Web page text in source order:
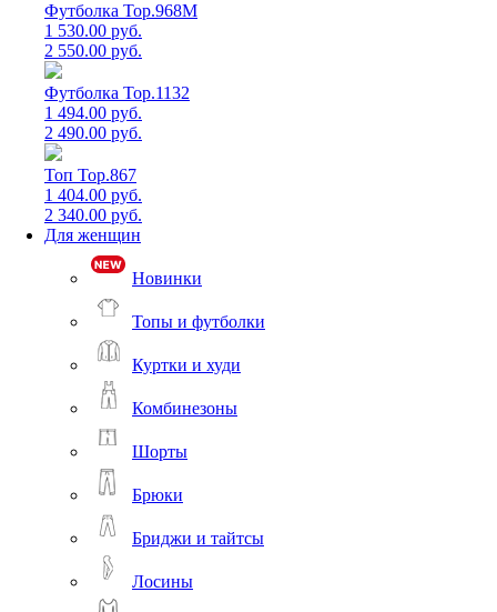
Футболка Top.968M
1 530.00 руб.
2 550.00 руб.
Футболка Top.1132
1 494.00 руб.
2 490.00 руб.
Топ Top.867
1 404.00 руб.
2 340.00 руб.
Для женщин
Новинки
Топы и футболки
Куртки и худи
Комбинезоны
Шорты
Брюки
Бриджи и тайтсы
Лосины